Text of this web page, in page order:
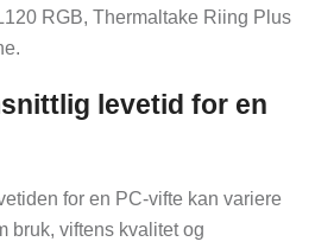
RGB, Thermaltake Riing Plus
levetid for en
for en PC-vifte kan variere
bruk, viftens kvalitet og